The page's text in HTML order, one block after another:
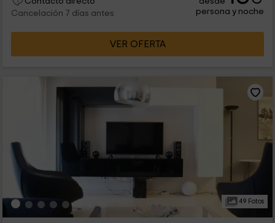
Cancelación 7 días antes
persona y noche
VER OFERTA
49 Fotos